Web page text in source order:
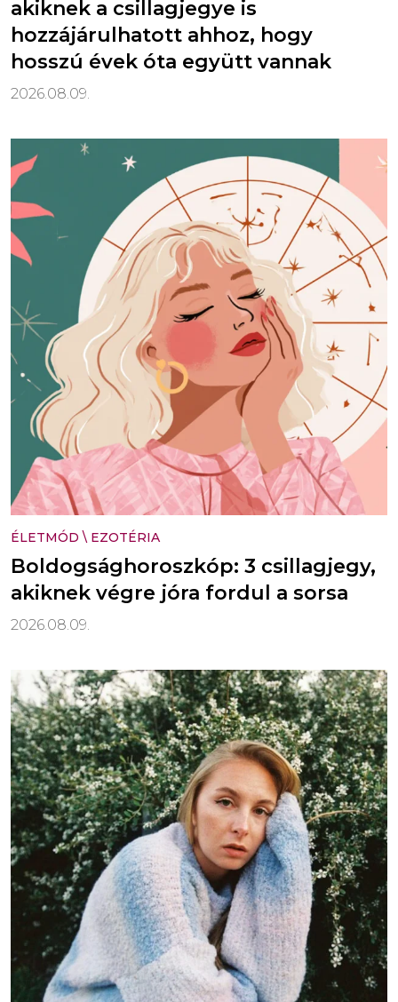
akiknek a csillagjegye is
hozzájárulhatott ahhoz, hogy
hosszú évek óta együtt vannak
2026.08.09.
ÉLETMÓD \ EZOTÉRIA
Boldogsághoroszkóp: 3 csillagjegy,
akiknek végre jóra fordul a sorsa
2026.08.09.